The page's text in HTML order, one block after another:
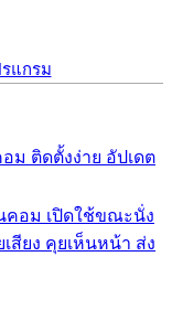
แกรม
ม ติดตั้งง่าย อัปเดต
คอม เปิดใช้ขณะนั่ง
สียง คุยเห็นหน้า ส่ง